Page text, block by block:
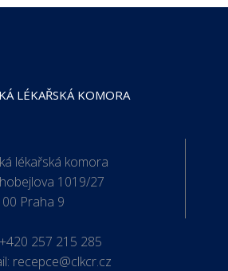
LÉKAŘSKÁ KOMORA
lékařská komora
1019/27
Praha 9
+420 257 215 285
recepce@clkcr.cz